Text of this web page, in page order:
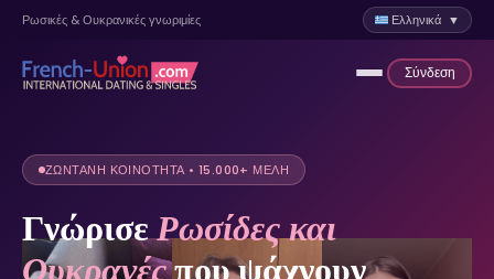
Ρωσικές & Ουκρανικές γνωριμίες Ελληνικά ▼
Σύνδεση
ΖΩΝΤΑΝΉ ΚΟΙΝΌΤΗΤΑ • 15.000+ ΜΈΛΗ
ΓνώρισεΡωσίδες και
Ουκρανέςπου ψάχνουν